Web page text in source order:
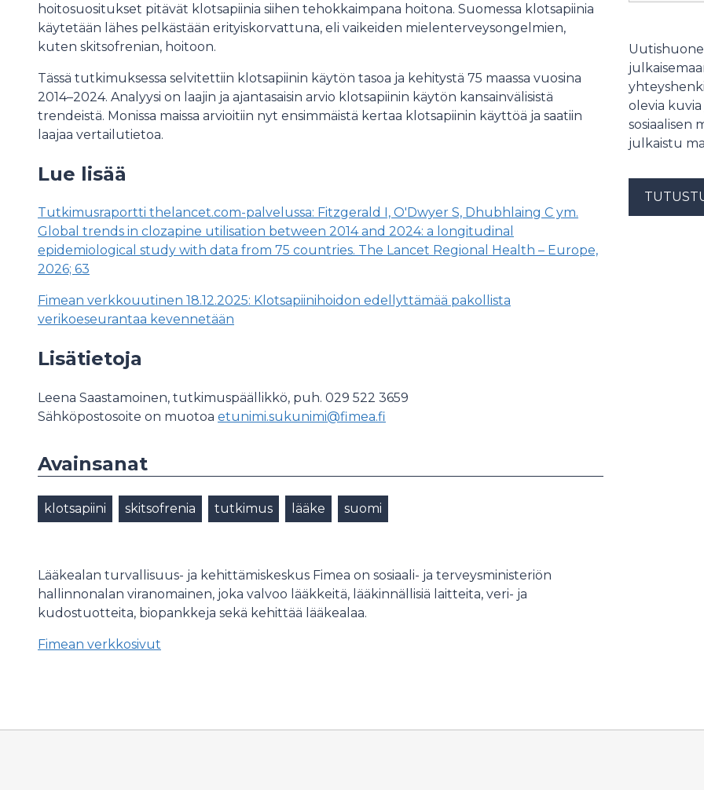
hoitosuositukset pitävät klotsapiinia siihen tehokkaimpana hoitona. Suomessa klotsapiinia
käytetään lähes pelkästään erityiskorvattuna, eli vaikeiden mielenterveysongelmien,
kuten skitsofrenian, hoitoon.
Tässä tutkimuksessa selvitettiin klotsapiinin käytön tasoa ja kehitystä 75 maassa vuosina
2014–2024. Analyysi on laajin ja ajantasaisin arvio klotsapiinin käytön kansainvälisistä
trendeistä. Monissa maissa arvioitiin nyt ensimmäistä kertaa klotsapiinin käyttöä ja saatiin
laajaa vertailutietoa.
Lue lisää
Tutkimusraportti thelancet.com-palvelussa: Fitzgerald I, O'Dwyer S, Dhubhlaing C ym.
Global trends in clozapine utilisation between 2014 and 2024: a longitudinal
epidemiological study with data from 75 countries. The Lancet Regional Health – Europe,
2026; 63
Fimean verkkouutinen 18.12.2025: Klotsapiinihoidon edellyttämää pakollista
verikoeseurantaa kevennetään
Lisätietoja
Leena Saastamoinen, tutkimuspäällikkö, puh. 029 522 3659
Sähköpostosoite on muotoa etunimi.sukunimi@fimea.fi
Avainsanat
klotsapiini skitsofrenia tutkimus lääke suomi
Lääkealan turvallisuus- ja kehittämiskeskus Fimea on sosiaali- ja terveysministeriön
hallinnonalan viranomainen, joka valvoo lääkkeitä, lääkinnällisiä laitteita, veri- ja
kudostuotteita, biopankkeja sekä kehittää lääkealaa.
Fimean verkkosivut
olevia
sosiaalisen
julkaistu